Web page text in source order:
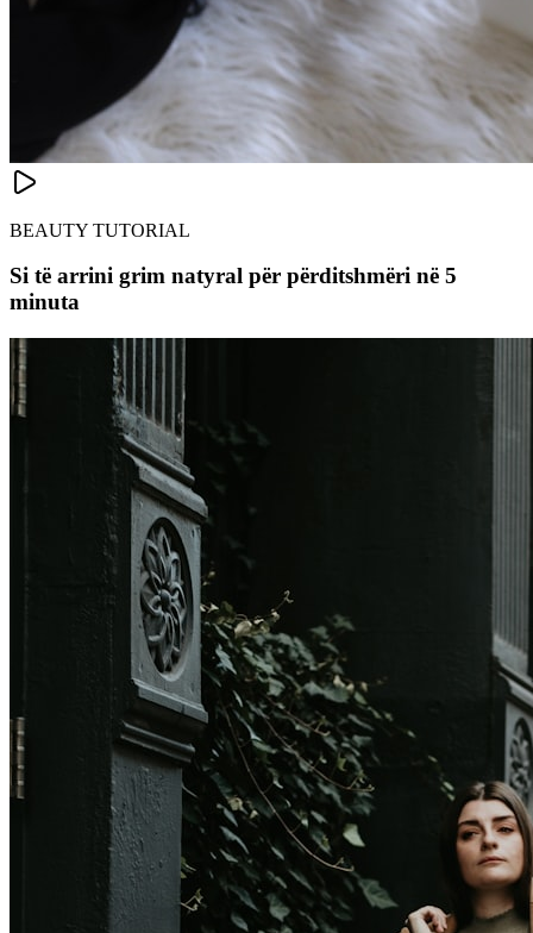
BEAUTY TUTORIAL
Si të arrini grim natyral për përditshmëri në 5
minuta